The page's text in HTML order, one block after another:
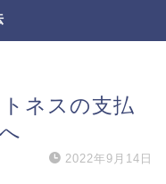
ネスの支払
2022年9月14日